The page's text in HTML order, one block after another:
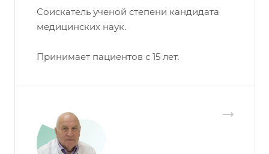
Соискатель ученой степени кандидата
медицинских наук.
Принимает пациентов с 15 лет.